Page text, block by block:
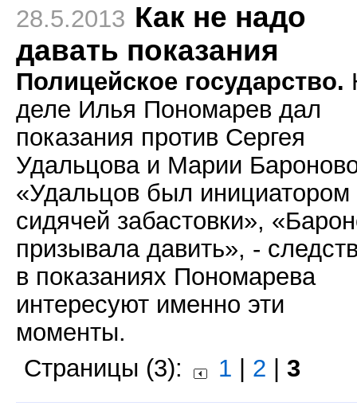
28.5.2013 Как не надо
давать показания
Полицейское государство.
деле Илья Пономарев дал
показания против Сергея
Удальцова и Марии
«Удальцов был инициатором
сидячей забастовки»,
призывала давить», -
в показаниях Пономарева
интересуют именно эти
моменты.
Страницы (3):
1 2 3